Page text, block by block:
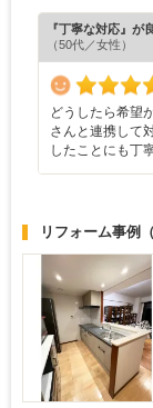
『丁寧な対応』が
（50代／女性）
どうしたら希望
さんと連携して
したことにも丁
リフォーム事例